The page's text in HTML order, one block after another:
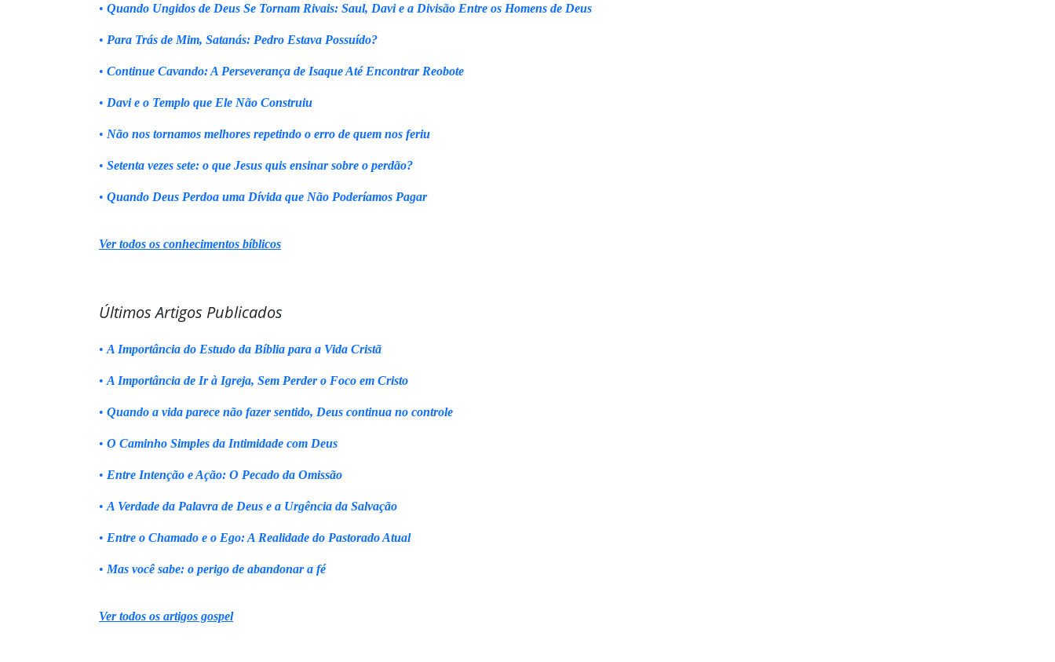
• Quando Ungidos de Deus Se Tornam Rivais: Saul, Davi e a Divisão Entre os Homens de Deus
• Para Trás de Mim, Satanás: Pedro Estava Possuído?
• Continue Cavando: A Perseverança de Isaque Até Encontrar Reobote
• Davi e o Templo que Ele Não Construiu
• Não nos tornamos melhores repetindo o erro de quem nos feriu
• Setenta vezes sete: o que Jesus quis ensinar sobre o perdão?
• Quando Deus Perdoa uma Dívida que Não Poderíamos Pagar
Ver todos os conhecimentos bíblicos
Últimos Artigos Publicados
• A Importância do Estudo da Bíblia para a Vida Cristã
• A Importância de Ir à Igreja, Sem Perder o Foco em Cristo
• Quando a vida parece não fazer sentido, Deus continua no controle
• O Caminho Simples da Intimidade com Deus
• Entre Intenção e Ação: O Pecado da Omissão
• A Verdade da Palavra de Deus e a Urgência da Salvação
• Entre o Chamado e o Ego: A Realidade do Pastorado Atual
• Mas você sabe: o perigo de abandonar a fé
Ver todos os artigos gospel